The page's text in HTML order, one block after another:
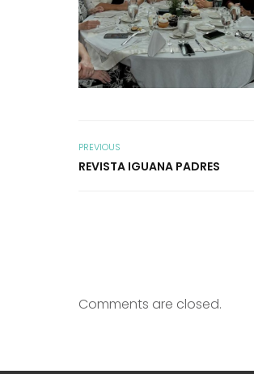
PREVIOUS
REVISTA IGUANA PADRES
Comments are closed.